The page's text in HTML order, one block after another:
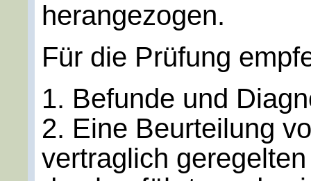
herangezogen.
Für die Prüfung
1. Befunde und
2. Eine Beurteilung
vertraglich